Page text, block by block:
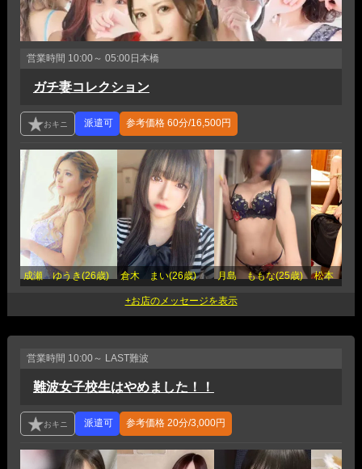
営業時間 10:00～ 05:00日本橋
ガチ妻コレクション
参考価格60分/16,500円
成瀬 ゆうき(26歳) 倉木 まい(26歳) 月島 ももな(25歳) 松本 乱
営業時間 10:00～ LAST難波
難波女子校生はやめました！！
参考価格20分/3,000円